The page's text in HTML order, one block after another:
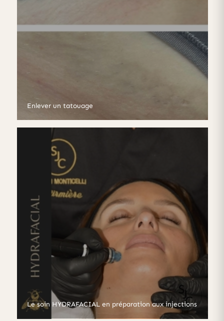
Enlever un tatouage
Le soin HYDRAFACIAL en préparation aux injections